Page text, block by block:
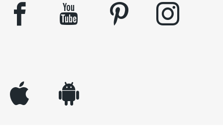
facebook youtube pinterest instagram
appleinc android